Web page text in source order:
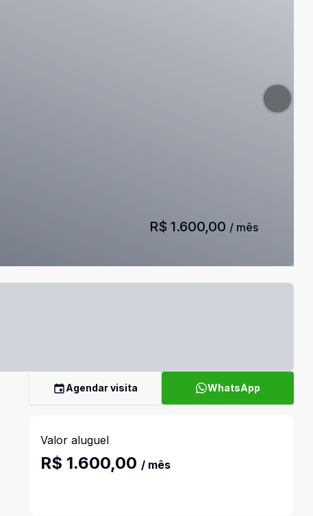
R$ 1.600,00 / mês
Agendar visita WhatsApp
Valor aluguel
R$ 1.600,00 / mês